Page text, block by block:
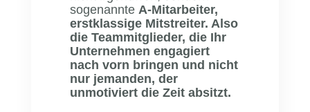
sogenannte A-Mitarbeiter,
erstklassige Mitstreiter. Also
die Teammitglieder, die Ihr
Unternehmen engagiert
nach vorn bringen und nicht
nur jemanden, der
unmotiviert die Zeit absitzt.